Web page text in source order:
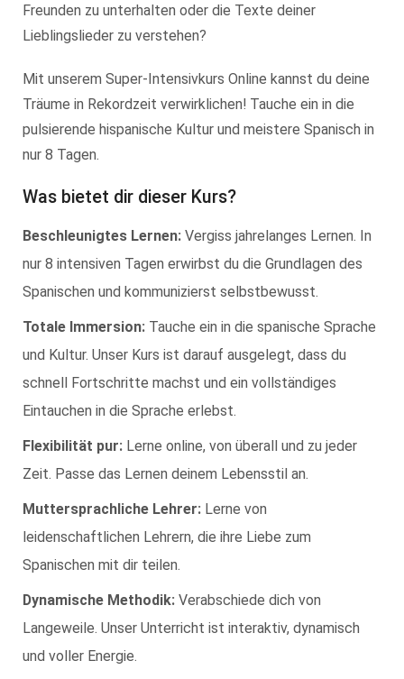
Freunden zu unterhalten oder die Texte deiner
Lieblingslieder zu verstehen?
Mit unserem Super-Intensivkurs Online kannst du deine
Träume in Rekordzeit verwirklichen! Tauche ein in die
pulsierende hispanische Kultur und meistere Spanisch in
nur 8 Tagen.
Was bietet dir dieser Kurs?
Beschleunigtes Lernen: Vergiss jahrelanges Lernen. In
nur 8 intensiven Tagen erwirbst du die Grundlagen des
Spanischen und kommunizierst selbstbewusst.
Totale Immersion: Tauche ein in die spanische Sprache
und Kultur. Unser Kurs ist darauf ausgelegt, dass du
schnell Fortschritte machst und ein vollständiges
Eintauchen in die Sprache erlebst.
Flexibilität pur: Lerne online, von überall und zu jeder
Zeit. Passe das Lernen deinem Lebensstil an.
Muttersprachliche Lehrer: Lerne von
leidenschaftlichen Lehrern, die ihre Liebe zum
Spanischen mit dir teilen.
Dynamische Methodik: Verabschiede dich von
Langeweile. Unser Unterricht ist interaktiv, dynamisch
und voller Energie.